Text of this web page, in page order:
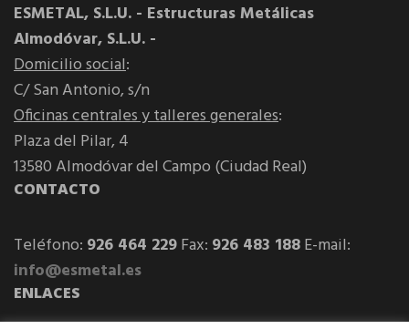
ESMETAL, S.L.U. - Estructuras Metálicas
Almodóvar, S.L.U. -
Domicilio social:
C/ San Antonio, s/n
Oficinas centrales y talleres generales:
Plaza del Pilar, 4
13580 Almodóvar del Campo (Ciudad Real)
CONTACTO
Teléfono: 926 464 229Fax: 926 483 188E-mail:
info@esmetal.es
ENLACES